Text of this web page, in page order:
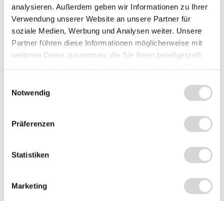
analysieren. Außerdem geben wir Informationen zu Ihrer
Verwendung unserer Website an unsere Partner für
soziale Medien, Werbung und Analysen weiter. Unsere
Partner führen diese Informationen möglicherweise mit
weiteren Daten zusammen, die Sie ihnen bereitgestellt
Notwendig
Präferenzen
Statistiken
Marketing
Standrohr 300mm + Halteplatte
LowProfile 40mm + Halteplatte
Wandhalterung + Halteplatte
Stück